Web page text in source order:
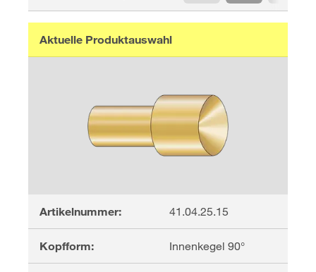
Aktuelle Produktauswahl
Artikelnummer: 41.04.25.15
Kopfform: Innenkegel 90°